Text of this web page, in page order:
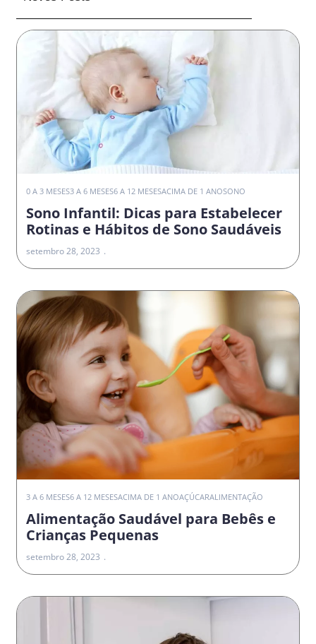
0 A 3 MESES3 A 6 MESES6 A 12 MESESACIMA DE 1 ANOSONO
Sono Infantil: Dicas para Estabelecer
Rotinas e Hábitos de Sono Saudáveis
setembro 28, 2023
3 A 6 MESES6 A 12 MESESACIMA DE 1 ANOAÇÚCARALIMENTAÇÃO
Alimentação Saudável para Bebês e
Crianças Pequenas
setembro 28, 2023